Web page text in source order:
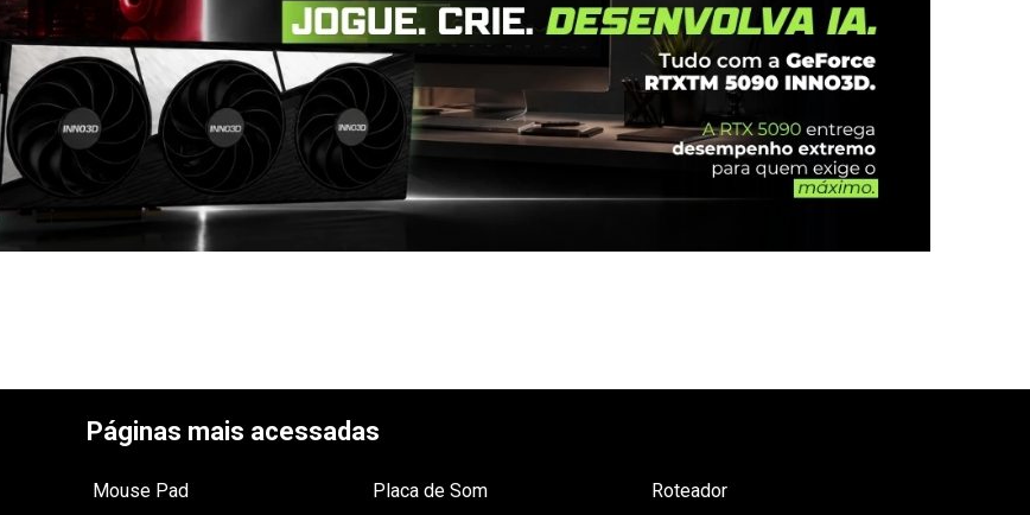
Páginas mais acessadas
Mouse Pad
Placa de Som
Roteador